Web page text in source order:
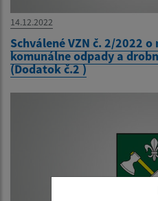
14.12.2022
Schválené VZN č. 2/2022
komunálne odpady a
(Dodatok č.2 )